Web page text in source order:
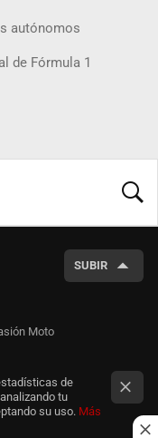
autónomos
de Fórmula 1
SUBIR
Moto
de
tu
su uso. Más